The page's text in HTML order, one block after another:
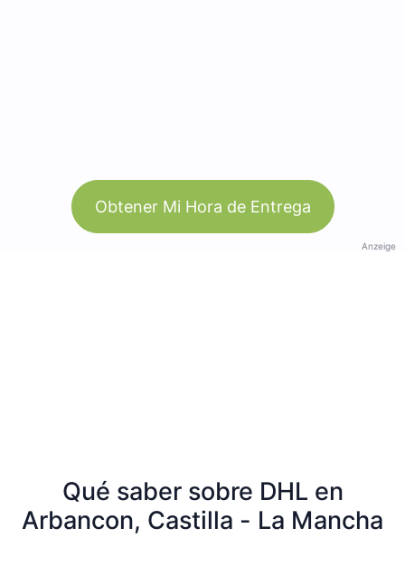
Obtener Mi Hora de Entrega
Anzeige
Qué saber sobre DHL en
Arbancon, Castilla - La Mancha